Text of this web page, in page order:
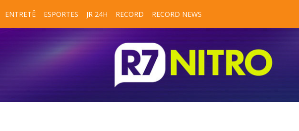
ENTRETÊ ESPORTES JR 24H RECORD RECORD NEWS